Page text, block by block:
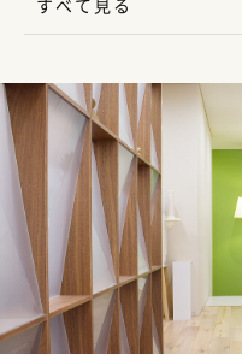
すべて見る